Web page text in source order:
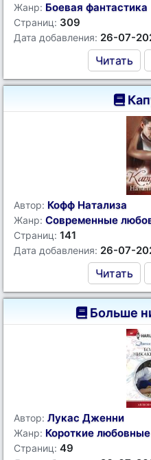
Жанр: Боевая фантастика
Страниц: 309
Дата добавления: 26-07-
Читать
Автор: Кофф Натализа
Жанр: Современные
Страниц: 141
Дата добавления: 26-07-
Читать
Больше
Автор: Лукас Дженни
Жанр: Короткие
Страниц: 49